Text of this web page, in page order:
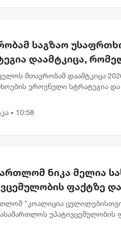
საგზაო
დაამტკიცა,
და
მთავრობამ დაამტკიცა
ეროვნული სტრატეგია
რაოდენობის 2...
• 10:58
ნიკა მელია
ფაქტზე
“კოალიცია
უპატივცემულობის